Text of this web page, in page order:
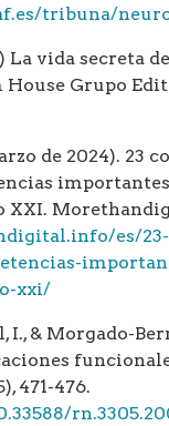
tribuna/
La vida secreta
House Grupo
de 2024). 23
XXI.
es/
xxi/
I., & Morgado-
471-476.